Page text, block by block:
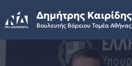
to
content
Δημήτρης Καιρίδης
Βουλευτής Βόρειου Τομέα Αθήνας